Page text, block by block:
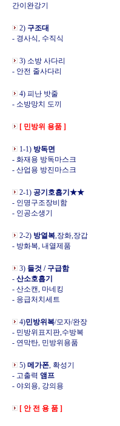
간이완강기
2) 구조대
- 경사식, 수직식
3) 소방 사다리
- 안전 줄사다리
4) 피난 밧줄
- 소방망치 도끼
[ 민방위 용품 ]
1-1) 방독면
- 화재용 방독마스크
- 산업용 방진마스크
2-1) 공기호흡기★★
- 인명구조장비함
- 인공소생기
2-2) 방열복,장화,장갑
- 방화복, 내열제품
3) 들것 / 구급함
- 산소호흡기
- 산소캔, 마네킹
- 응급처치세트
4)민방위복/모자/완장
- 민방위표지판,수방복
- 연막탄, 민방위용품
5) 메가폰, 확성기
- 고출력 앰프
- 야외용, 강의용
[ 안 전 용 품 ]